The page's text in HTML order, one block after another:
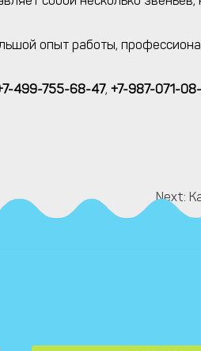
опыт работы,
499-755-68-47,+7-987-071-
Next: